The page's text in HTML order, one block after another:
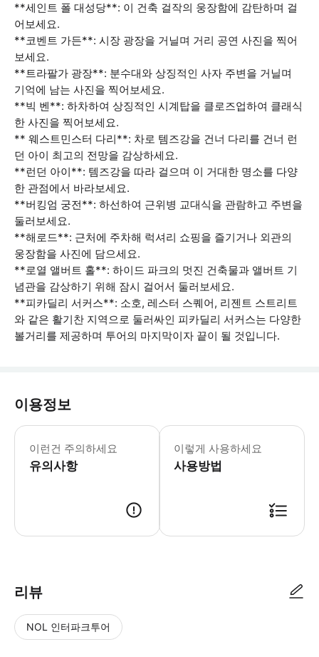
**세인트 폴 대성당**: 이 건축 걸작의 웅장함에 감탄하며 걸
어보세요.
**코벤트 가든**: 시장 광장을 거닐며 거리 공연 사진을 찍어
보세요.
**트라팔가 광장**: 분수대와 상징적인 사자 주변을 거닐며
기억에 남는 사진을 찍어보세요.
**빅 벤**: 하차하여 상징적인 시계탑을 클로즈업하여 클래식
한 사진을 찍어보세요.
** 웨스트민스터 다리**: 차로 템즈강을 건너 다리를 건너 런
던 아이 최고의 전망을 감상하세요.
**런던 아이**: 템즈강을 따라 걸으며 이 거대한 명소를 다양
한 관점에서 바라보세요.
**버킹엄 궁전**: 하선하여 근위병 교대식을 관람하고 주변을
둘러보세요.
**해로드**: 근처에 주차해 럭셔리 쇼핑을 즐기거나 외관의
웅장함을 사진에 담으세요.
**로열 앨버트 홀**: 하이드 파크의 멋진 건축물과 앨버트 기
념관을 감상하기 위해 잠시 걸어서 둘러보세요.
**피카딜리 서커스**: 소호, 레스터 스퀘어, 리젠트 스트리트
와 같은 활기찬 지역으로 둘러싸인 피카딜리 서커스는 다양한
볼거리를 제공하며 투어의 마지막이자 끝이 될 것입니다.
이용정보
이런건 주의하세요
유의사항
*날씨를 확인하고 필요 시 우비나 우
이렇게 사용하세요
사용방법
리뷰
NOL 인터파크투어